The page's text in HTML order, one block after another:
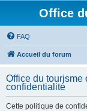
Office
FAQ
Accueil du forum
Office du tourisme
confidentialité
Cette politique de